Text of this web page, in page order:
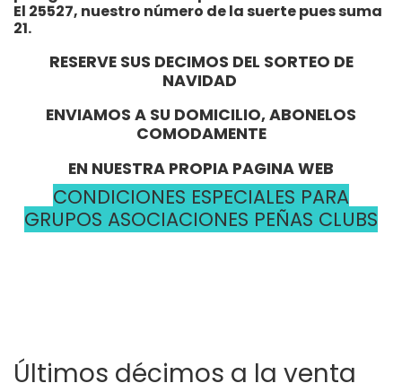
El 25527, nuestro número de la suerte pues suma
21.
RESERVE SUS DECIMOS DEL SORTEO DE
NAVIDAD
ENVIAMOS A SU DOMICILIO, ABONELOS
COMODAMENTE
EN NUESTRA PROPIA PAGINA WEB
CONDICIONES ESPECIALES PARA
GRUPOS ASOCIACIONES PEÑAS CLUBS
Últimos décimos a la venta